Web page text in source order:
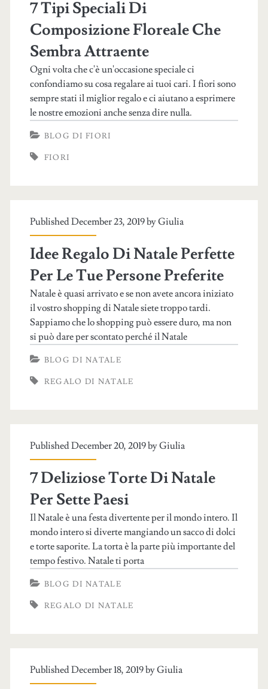
7 Tipi Speciali Di
Composizione Floreale Che
Sembra Attraente
Ogni volta che c'è un'occasione speciale ci
confondiamo su cosa regalare ai tuoi cari. I fiori sono
sempre stati il miglior regalo e ci aiutano a esprimere
le nostre emozioni anche senza dire nulla.
BLOG DI FIORI
FIORI
Published December 23, 2019 byGiulia
Idee Regalo Di Natale Perfette
Per Le Tue Persone Preferite
Natale è quasi arrivato e se non avete ancora iniziato
il vostro shopping di Natale siete troppo tardi.
Sappiamo che lo shopping può essere duro, ma non
si può dare per scontato perché il Natale
BLOG DI NATALE
REGALO DI NATALE
Published December 20, 2019 byGiulia
7 Deliziose Torte Di Natale
Per Sette Paesi
Il Natale è una festa divertente per il mondo intero. Il
mondo intero si diverte mangiando un sacco di dolci
e torte saporite. La torta è la parte più importante del
tempo festivo. Natale ti porta
BLOG DI NATALE
REGALO DI NATALE
Published December 18, 2019 byGiulia